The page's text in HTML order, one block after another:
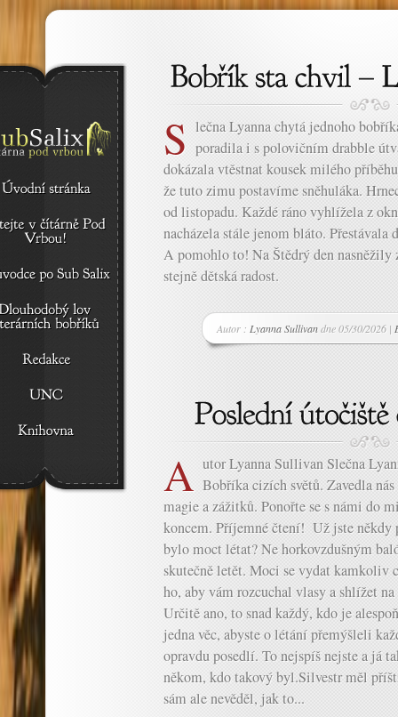
S lečna Lyanna chytá jednoho
poradila i s polovičním drabble
dokázala vtěstnat kousek milého
že tuto zimu postavíme sněhuláka.
od listopadu. Každé ráno vyhlížela z
nacházela stále jenom bláto.
A pomohlo to! Na Štědrý den nasněžily
stejně dětská radost.
Autor : Lyanna Sullivandne 05/30/2026 |
A utor Lyanna Sullivan Slečna
Bobříka cizích světů. Zavedla
magie a zážitků. Ponořte se s námi do
koncem. Příjemné čtení! Už jste
bylo moct létat? Ne horkovzdušným
skutečně letět. Moci se vydat kamkoliv
ho, aby vám rozcuchal vlasy a shlížet
Určitě ano, to snad každý, kdo je
jedna věc, abyste o létání přemýšleli
opravdu posedlí. To nejspíš nejste a já
někom, kdo takový byl.Silvestr měl
sám ale nevěděl, jak to...